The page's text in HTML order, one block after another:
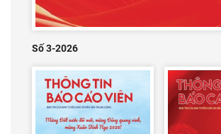
Số 3-2026